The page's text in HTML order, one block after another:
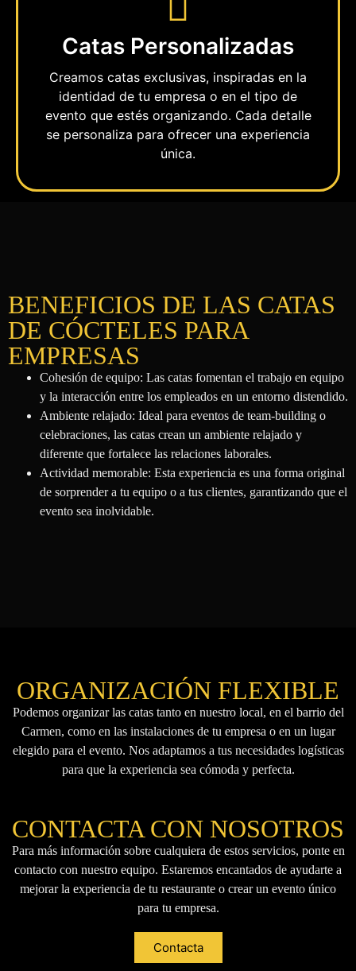
Catas Personalizadas
Creamos catas exclusivas, inspiradas en la
identidad de tu empresa o en el tipo de
evento que estés organizando. Cada detalle
se personaliza para ofrecer una experiencia
única.
BENEFICIOS DE LAS CATAS
DE CÓCTELES PARA
EMPRESAS
Cohesión de equipo: Las catas fomentan el trabajo en equipo
y la interacción entre los empleados en un entorno distendido.
Ambiente relajado: Ideal para eventos de team-building o
celebraciones, las catas crean un ambiente relajado y
diferente que fortalece las relaciones laborales.
Actividad memorable: Esta experiencia es una forma original
de sorprender a tu equipo o a tus clientes, garantizando que el
evento sea inolvidable.
ORGANIZACIÓN FLEXIBLE
Podemos organizar las catas tanto en nuestro local, en el barrio del
Carmen, como en las instalaciones de tu empresa o en un lugar
elegido para el evento. Nos adaptamos a tus necesidades logísticas
para que la experiencia sea cómoda y perfecta.
CONTACTA CON NOSOTROS
Para más información sobre cualquiera de estos servicios, ponte en
contacto con nuestro equipo. Estaremos encantados de ayudarte a
mejorar la experiencia de tu restaurante o crear un evento único
para tu empresa.
Contacta